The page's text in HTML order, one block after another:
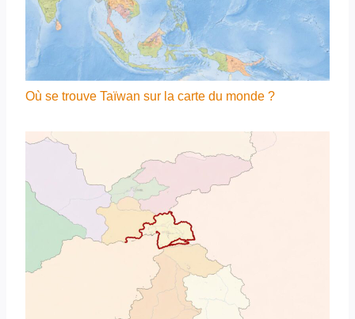
Où se trouve Taïwan sur la carte du monde ?